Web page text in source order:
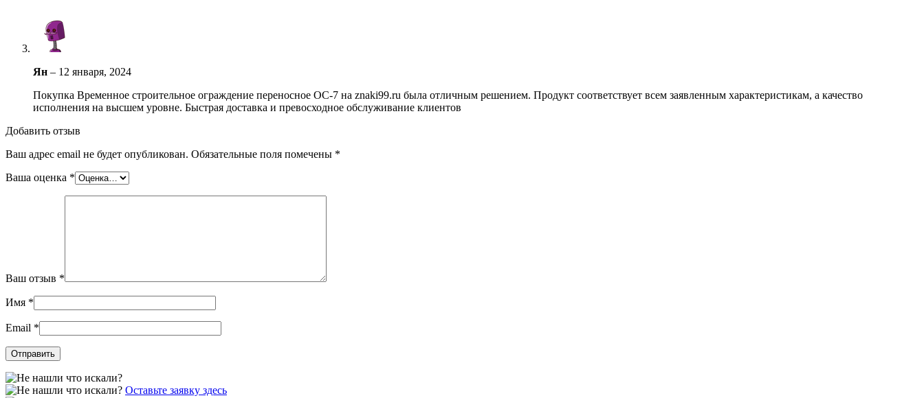
Ян – 12 января, 2024
Покупка Временное строительное ограждение переносное ОС-7 на znaki99.ru была отличным решением. Продукт соответствует всем заявленным характеристикам, а качество
исполнения на высшем уровне. Быстрая доставка и превосходное обслуживание клиентов
Добавить отзыв
Ваш адрес email не будет опубликован. Обязательные поля помечены *
Ваша оценка *
Ваш отзыв *
Имя *
Email *
Оставьте заявку здесь